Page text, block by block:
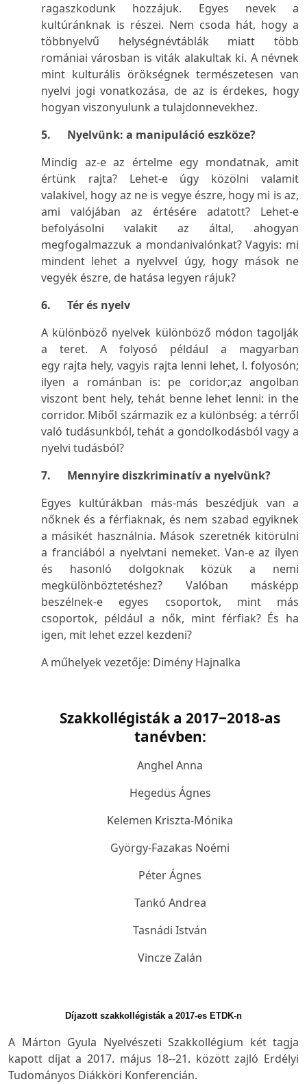
ragaszkodunk hozzájuk. Egyes nevek a
kultúránknak is részei. Nem csoda hát, hogy a
többnyelvű helységnévtáblák miatt több
romániai városban is viták alakultak ki. A névnek
mint kulturális örökségnek természetesen van
nyelvi jogi vonatkozása, de az is érdekes, hogy
hogyan viszonyulunk a tulajdonnevekhez.
5. Nyelvünk: a manipuláció eszköze?
Mindig az-e az értelme egy mondatnak, amit
értünk rajta? Lehet-e úgy közölni valamit
valakivel, hogy az ne is vegye észre, hogy mi is az,
ami valójában az értésére adatott? Lehet-e
befolyásolni valakit az által, ahogyan
megfogalmazzuk a mondanivalónkat? Vagyis: mi
mindent lehet a nyelvvel úgy, hogy mások ne
vegyék észre, de hatása legyen rájuk?
6. Tér és nyelv
A különböző nyelvek különböző módon tagolják
a teret. A folyosó például a magyarban
egy rajta hely, vagyis rajta lenni lehet, l. folyosón;
ilyen a románban is: pe coridor;az angolban
viszont benthely, tehát benne lehet lenni: in the
corridor. Miből származik ez a különbség: a térről
való tudásunkból, tehát a gondolkodásból vagy a
nyelvi tudásból?
7. Mennyire diszkriminatív a nyelvünk?
Egyes kultúrákban más-más beszédjük van a
nőknek és a férfiaknak, és nem szabad egyiknek
a másikét használnia. Mások szeretnék kitörülni
a franciából a nyelvtani nemeket. Van-e az ilyen
és hasonló dolgoknak közük a nemi
megkülönböztetéshez? Valóban másképp
beszélnek-e egyes csoportok, mint más
csoportok, például a nők, mint férfiak? És ha
igen, mit lehet ezzel kezdeni?
A műhelyek vezetője: Dimény Hajnalka
Szakkollégisták a 2017‒2018-as
tanévben:
Anghel Anna
Hegedüs Ágnes
Kelemen Kriszta-Mónika
György-Fazakas Noémi
Péter Ágnes
Tankó Andrea
Tasnádi István
Vincze Zalán
Díjazott szakkollégisták a 2017-es ETDK-n
A Márton Gyula Nyelvészeti Szakkollégium két tagja
kapott díjat a 2017. május 18--21. között zajló Erdélyi
Tudományos Diákköri Konferencián.